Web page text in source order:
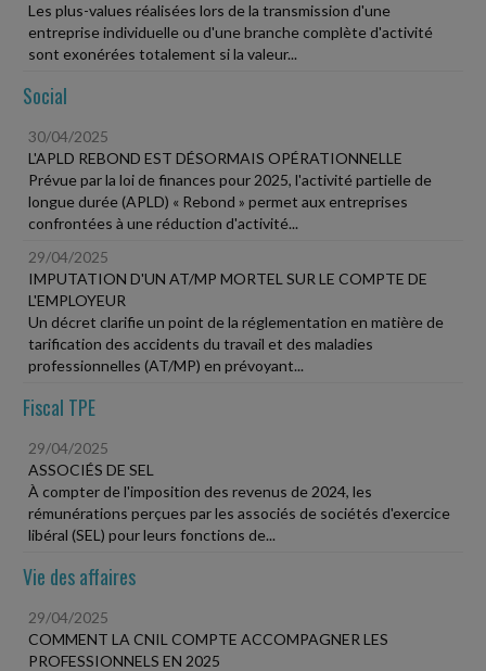
Les plus-values réalisées lors de la transmission d'une
entreprise individuelle ou d'une branche complète d'activité
sont exonérées totalement si la valeur...
Social
30/04/2025
L'APLD REBOND EST DÉSORMAIS OPÉRATIONNELLE
Prévue par la loi de finances pour 2025, l'activité partielle de
longue durée (APLD) « Rebond » permet aux entreprises
confrontées à une réduction d'activité...
29/04/2025
IMPUTATION D'UN AT/MP MORTEL SUR LE COMPTE DE
L'EMPLOYEUR
Un décret clarifie un point de la réglementation en matière de
tarification des accidents du travail et des maladies
professionnelles (AT/MP) en prévoyant...
Fiscal TPE
29/04/2025
ASSOCIÉS DE SEL
À compter de l'imposition des revenus de 2024, les
rémunérations perçues par les associés de sociétés d'exercice
libéral (SEL) pour leurs fonctions de...
Vie des affaires
29/04/2025
COMMENT LA CNIL COMPTE ACCOMPAGNER LES
PROFESSIONNELS EN 2025